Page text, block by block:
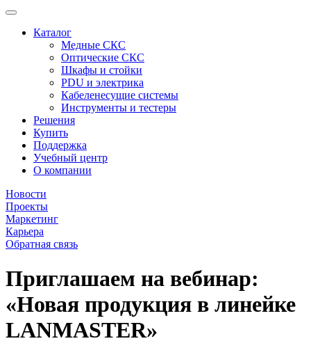
Каталог
Медные СКС
Оптические СКС
Шкафы и стойки
PDU и электрика
Кабеленесущие системы
Инструменты и тестеры
Решения
Купить
Поддержка
Учебный центр
О компании
Новости
Проекты
Маркетинг
Карьера
Обратная связь
Приглашаем на вебинар:
«Новая продукция в линейке
LANMASTER»